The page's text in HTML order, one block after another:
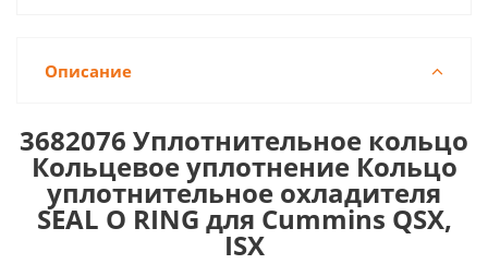
Описание
3682076 Уплотнительное кольцо
Кольцевое уплотнение Кольцо
уплотнительное охладителя
SEAL O RING для Cummins QSX,
ISX